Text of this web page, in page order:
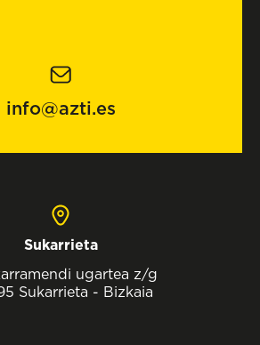
info@azti.es
Sukarrieta
ugartea z/g
Sukarrieta - Bizkaia